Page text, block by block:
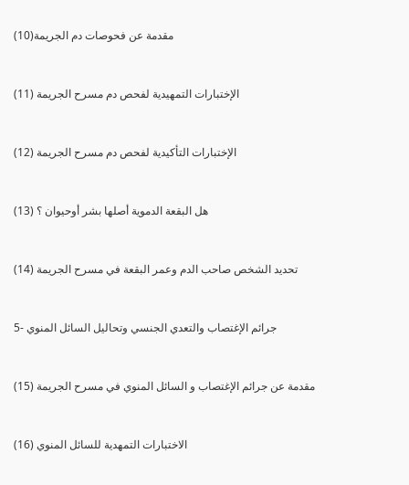
(10)مقدمة عن فحوصات دم الجريمة
(11) الإختبارات التمهيدية لفحص دم مسرح الجريمة
(12) الإختبارات التأكيدية لفحص دم مسرح الجريمة
(13) هل البقعة الدموية أصلها بشر أوحيوان ؟
(14) تحديد الشخص صاحب الدم وعمر البقعة في مسرح الجريمة
5- جرائم الإغتصاب والتعدي الجنسي وتحاليل السائل المنوي
(15) مقدمة عن جرائم الإغتصاب و السائل المنوي في مسرح الجريمة
(16) الاختبارات التمهدية للسائل المنوي